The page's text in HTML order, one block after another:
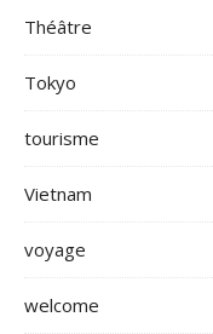
Théâtre
Tokyo
tourisme
Vietnam
voyage
welcome